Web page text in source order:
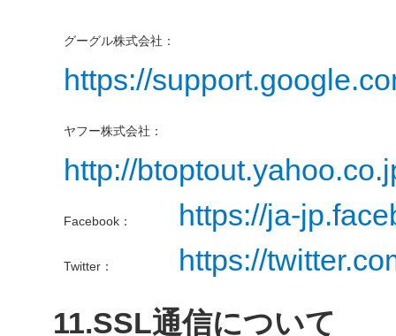
グーグル株式会社：
https://
ヤフー株式会社：
http://
Facebook： https://ja-
Twitter：
https://
11.SSL通信について